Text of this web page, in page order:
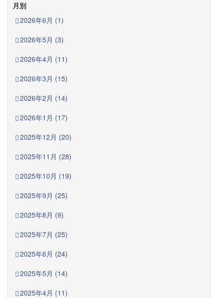
月別
2026年6月 (1)
2026年5月 (3)
2026年4月 (11)
2026年3月 (15)
2026年2月 (14)
2026年1月 (17)
2025年12月 (20)
2025年11月 (28)
2025年10月 (19)
2025年9月 (25)
2025年8月 (9)
2025年7月 (25)
2025年6月 (24)
2025年5月 (14)
2025年4月 (11)